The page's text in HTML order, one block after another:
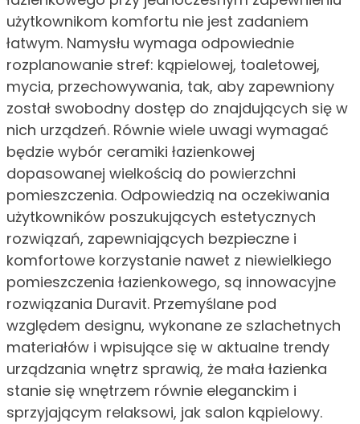
użytkownikom komfortu nie jest zadaniem
łatwym. Namysłu wymaga odpowiednie
rozplanowanie stref: kąpielowej, toaletowej,
mycia, przechowywania, tak, aby zapewniony
został swobodny dostęp do znajdujących się w
nich urządzeń. Równie wiele uwagi wymagać
będzie wybór ceramiki łazienkowej
dopasowanej wielkością do powierzchni
pomieszczenia. Odpowiedzią na oczekiwania
użytkowników poszukujących estetycznych
rozwiązań, zapewniających bezpieczne i
komfortowe korzystanie nawet z niewielkiego
pomieszczenia łazienkowego, są innowacyjne
rozwiązania Duravit. Przemyślane pod
względem designu, wykonane ze szlachetnych
materiałów i wpisujące się w aktualne trendy
urządzania wnętrz sprawią, że mała łazienka
stanie się wnętrzem równie eleganckim i
sprzyjającym relaksowi, jak salon kąpielowy.